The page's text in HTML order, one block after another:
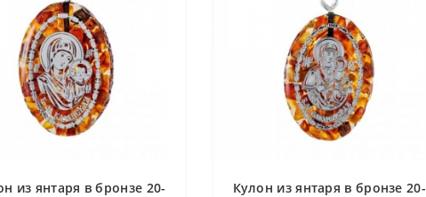
из янтаря в бронзе 20-
Кулон из янтаря в бронзе 20-